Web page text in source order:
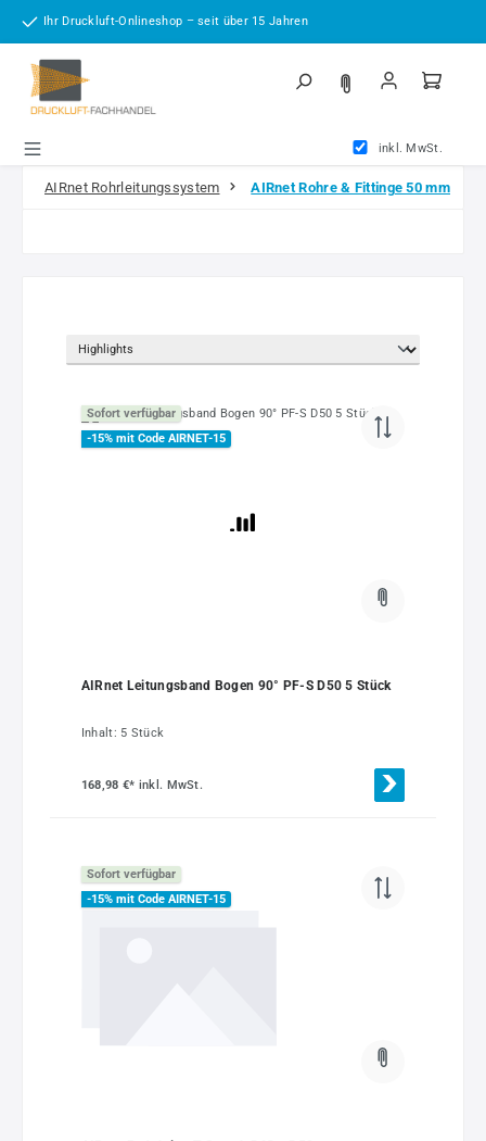
Zum Hauptinhalt springen
Ihr Druckluft-Onlineshop – seit über 15 Jahren
inkl. MwSt.
AIRnet Rohrleitungssystem AIRnet Rohre & Fittinge 50 mm
Sofort verfügbar
-15% mit Code AIRNET-15
AIRnet Leitungsband Bogen 90° PF-S D50 5 Stück
Inhalt: 5 Stück
168,98 €* inkl. MwSt.
Sofort verfügbar
-15% mit Code AIRNET-15